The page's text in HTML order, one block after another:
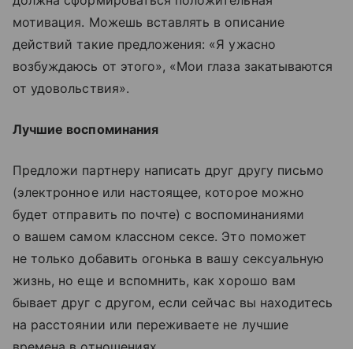
мотивация. Можешь вставлять в описание
действий такие предложения: «Я ужасно
возбуждаюсь от этого», «Мои глаза закатываются
от удовольствия».
Лучшие воспоминания
Предложи партнеру написать друг другу письмо
(электронное или настоящее, которое можно
будет отправить по почте) с воспоминаниями
о вашем самом классном сексе. Это поможет
не только добавить огонька в вашу сексуальную
жизнь, но еще и вспомнить, как хорошо вам
бывает друг с другом, если сейчас вы находитесь
на расстоянии или переживаете не лучшие